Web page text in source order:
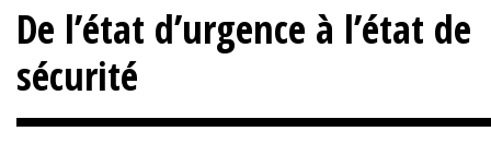
De l’état d’urgence à l’état de
sécurité